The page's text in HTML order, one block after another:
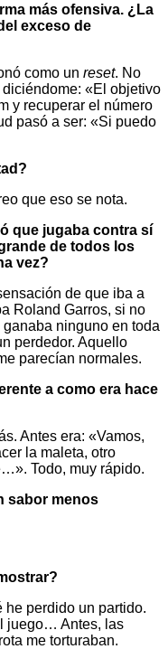
más ofensiva. ¿La
exceso de
como un reset. No
«El objetivo
y recuperar el número
pasó a ser: «Si puedo
que eso se nota.
que jugaba contra sí
de todos los
vez?
de que iba a
Roland Garros, si no
ninguno en toda
perdedor. Aquello
parecían normales.
a como era hace
Antes era: «Vamos,
la maleta, otro
Todo, muy rápido.
sabor menos
he perdido un partido.
juego… Antes, las
me torturaban.